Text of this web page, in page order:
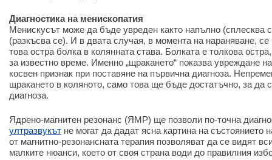
Диагностика на менископатия
Менискусът може да бъде увреден както напълно (сплесква
(разкъсва се). И в двата случая, в момента на нараняване,
това остра болка в колянната става. Болката е толкова
за известно време. Именно „щракането“ показва увреждане
косвен признак при поставяне на първична диагноза.
щракането в коляното, само това ще бъде достатъчно, за да
диагноза.
Ядрено-магнитен резонанс (ЯМР) ще позволи по-точна
ултразвукът не могат да дадат ясна картина на състоянието
от магнитно-резонансната терапия позволяват да се видят
малките нюанси, което от своя страна води до правилния